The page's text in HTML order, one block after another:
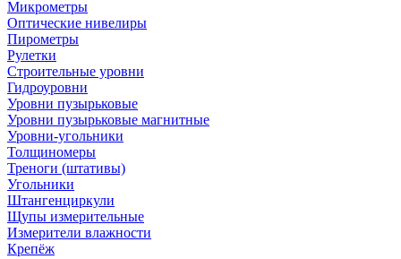
Микрометры
Оптические нивелиры
Пирометры
Рулетки
Строительные уровни
Гидроуровни
Уровни пузырьковые
Уровни пузырьковые магнитные
Уровни-угольники
Толщиномеры
Треноги (штативы)
Угольники
Штангенциркули
Щупы измерительные
Измерители влажности
Крепёж